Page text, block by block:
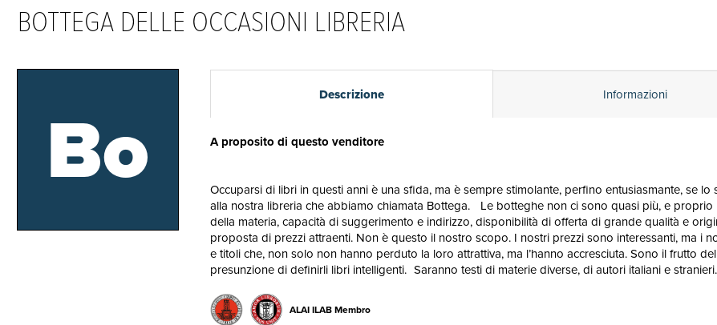
BOTTEGA DELLE OCCASIONI LIBRERIA
Bo Descrizione Informazioni
A proposito di questo venditore
Occuparsi di libri in questi anni è una sfida, ma è sempre stimolante, perfino entusiasmante, se
alla nostra libreria che abbiamo chiamata Bottega. Le botteghe non ci sono quasi più, e
della materia, capacità di suggerimento e indirizzo, disponibilità di offerta di grande qualità e
proposta di prezzi attraenti. Non è questo il nostro scopo. I nostri prezzi sono interessanti, ma i
e titoli che, non solo non hanno perduto la loro attrattiva, ma l’hanno accresciuta. Sono il frutto
presunzione di definirli libri intelligenti. Saranno testi di materie diverse, di autori italiani e stranieri.
ALAI ILAB Membro